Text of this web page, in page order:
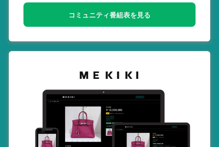
コミュニティ番組表を見る